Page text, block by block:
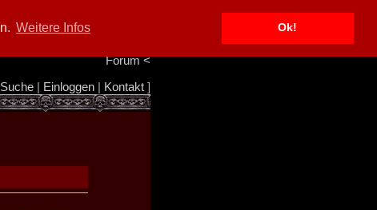
Weitere Infos Ok!
Info/Impressum
Forum<
Suche| Einloggen| Kontakt]